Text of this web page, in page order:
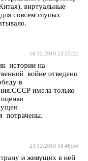
виртуальные
совсем глупых
16.12.2010 23:23:22
истории на
войне отведено
в
имела только
потрачены.
23.12.2010 10:48:56
и живущих в ней